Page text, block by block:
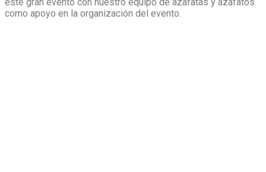
como apoyo en la organización del evento.